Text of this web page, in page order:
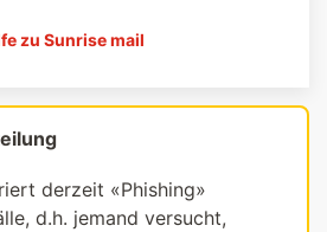
zu Sunrise mail
derzeit «Phishing»
d.h. jemand versucht,